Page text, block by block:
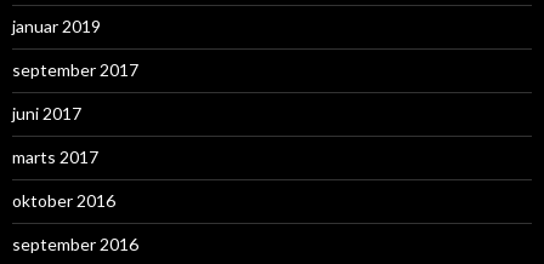
januar 2019
september 2017
juni 2017
marts 2017
oktober 2016
september 2016